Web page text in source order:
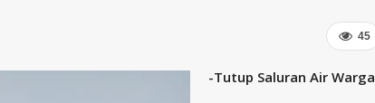
45
-Tutup Saluran Air Warga